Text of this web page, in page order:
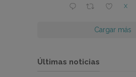
X
Cargar más
Últimas noticias